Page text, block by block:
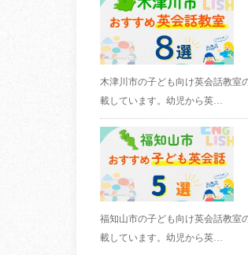
木津川市の子ども向け英会話教室
載しています。幼児から英…
福知山市の子ども向け英会話教室
載しています。幼児から英…